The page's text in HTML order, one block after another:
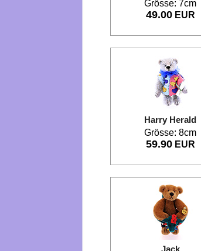
Grösse: 7cm
49.00EUR
Harry Herald
Grösse: 8cm
59.90EUR
Jack